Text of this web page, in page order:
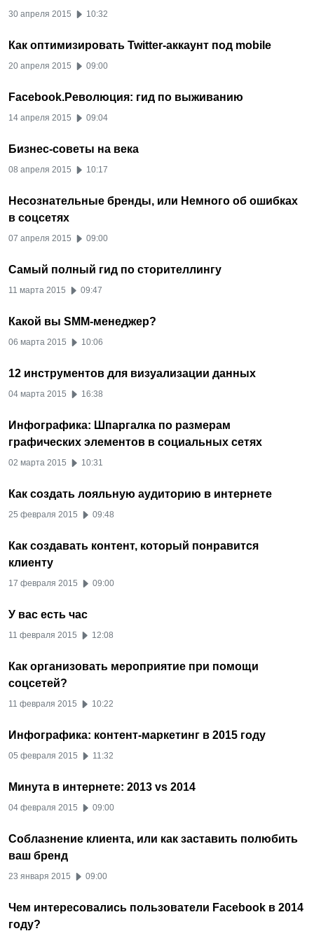
30 апреля 2015 10:32
Как оптимизировать Twitter-аккаунт под mobile
20 апреля 2015 09:00
Facebook.Революция: гид по выживанию
14 апреля 2015 09:04
Бизнес-советы на века
08 апреля 2015 10:17
Несознательные бренды, или Немного об ошибках
в соцсетях
07 апреля 2015 09:00
Самый полный гид по сторителлингу
11 марта 2015 09:47
Какой вы SMM-менеджер?
06 марта 2015 10:06
12 инструментов для визуализации данных
04 марта 2015 16:38
Инфографика: Шпаргалка по размерам
графических элементов в социальных сетях
02 марта 2015 10:31
Как создать лояльную аудиторию в интернете
25 февраля 2015 09:48
Как создавать контент, который понравится
клиенту
17 февраля 2015 09:00
У вас есть час
11 февраля 2015 12:08
Как организовать мероприятие при помощи
соцсетей?
11 февраля 2015 10:22
Инфографика: контент-маркетинг в 2015 году
05 февраля 2015 11:32
Минута в интернете: 2013 vs 2014
04 февраля 2015 09:00
Соблазнение клиента, или как заставить полюбить
ваш бренд
23 января 2015 09:00
Чем интересовались пользователи Facebook в 2014
году?